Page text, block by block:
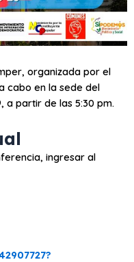
organizada por el
cabo en la sede del
a partir de las 5:30 pm.
ingresar al